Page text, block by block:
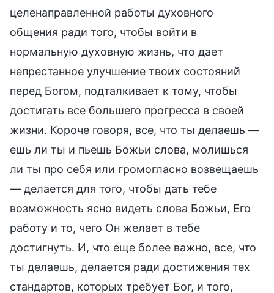
целенаправленной работы духовного
общения ради того, чтобы войти в
нормальную духовную жизнь, что дает
непрестанное улучшение твоих состояний
перед Богом, подталкивает к тому, чтобы
достигать все большего прогресса в своей
жизни. Короче говоря, все, что ты делаешь —
ешь ли ты и пьешь Божьи слова, молишься
ли ты про себя или громогласно возвещаешь
— делается для того, чтобы дать тебе
возможность ясно видеть слова Божьи, Его
работу и то, чего Он желает в тебе
достигнуть. И, что еще более важно, все, что
ты делаешь, делается ради достижения тех
стандартов, которых требует Бог, и того,